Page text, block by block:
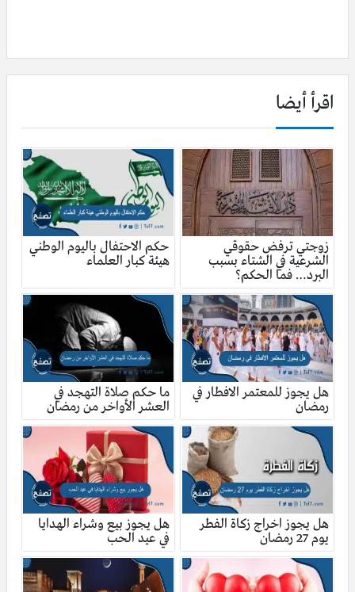
اقرأ أيضا
زوجتي ترفض حقوقي
الشرعية في الشتاء بسبب
البرد… فما الحكم؟
حكم الاحتفال باليوم الوطني
هيئة كبار العلماء
هل يجوز للمعتمر الافطار في
رمضان
ما حكم صلاة التهجد في
العشر الأواخر من رمضان
هل يجوز اخراج زكاة الفطر
يوم 27 رمضان
هل يجوز بيع وشراء الهدايا
في عيد الحب